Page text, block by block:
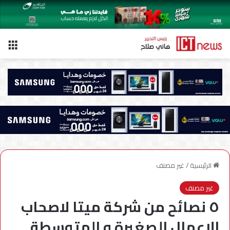
الرئيسية/غير مصنف
غير مصنف
٥ نصائح من شركة ميتا لاصحاب